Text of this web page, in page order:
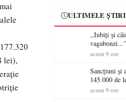
lei),
ULTIMELE ȘTIRI
,,Iubiți și
vagabonzi...”
acum 9 ore
Sancțiuni și
145.000 de
acțiunilor
acum 9 ore